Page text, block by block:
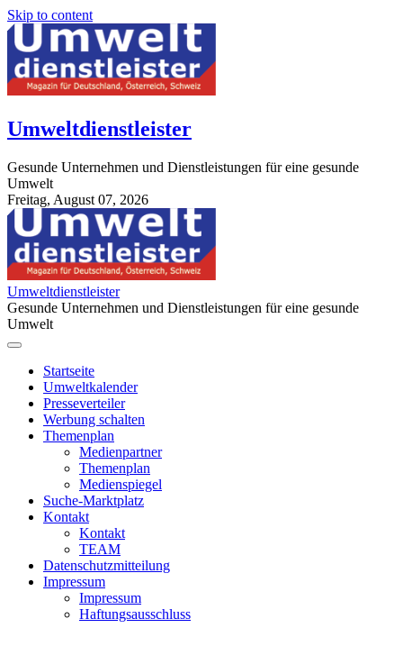
Skip to content
Umweltdienstleister
Gesunde Unternehmen und Dienstleistungen für eine gesunde
Umwelt
Freitag, August 07, 2026
StuttgartApotheke.com
Umweltdienstleister
Gesunde Unternehmen und Dienstleistungen für eine gesunde
Umwelt
Startseite
Umweltkalender
Presseverteiler
Werbung schalten
Themenplan
Medienpartner
Themenplan
Medienspiegel
Suche-Marktplatz
Kontakt
Kontakt
TEAM
Datenschutzmitteilung
Impressum
Impressum
Haftungsausschluss